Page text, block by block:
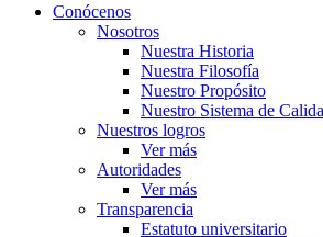
search
Menu
Conócenos
Nosotros
Nuestra Historia
Nuestra Filosofía
Nuestro Propósito
Nuestro Sistema de
Nuestros logros
Ver más
Autoridades
Ver más
Transparencia
Estatuto universitario